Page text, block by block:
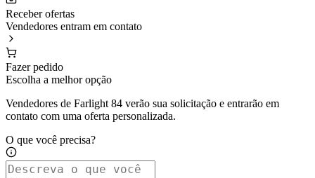
Receber ofertas
Vendedores entram em contato
Fazer pedido
Escolha a melhor opção
Vendedores de Farlight 84 verão sua solicitação e entrarão em
contato com uma oferta personalizada.
O que você precisa?